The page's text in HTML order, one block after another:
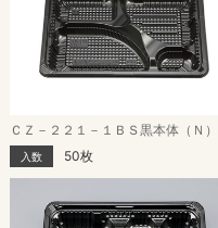
ＣＺ－２２１－１ＢＳ黒本体（Ｎ）
入数 50枚